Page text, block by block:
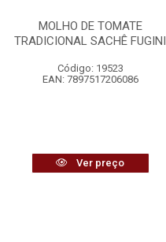
MOLHO DE TOMATE
TRADICIONAL SACHÊ FUGINI
Código: 19523
EAN: 7897517206086
Ver preço